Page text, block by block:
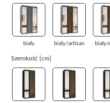
biały biały/artisan biały/
Szerokość [cm]